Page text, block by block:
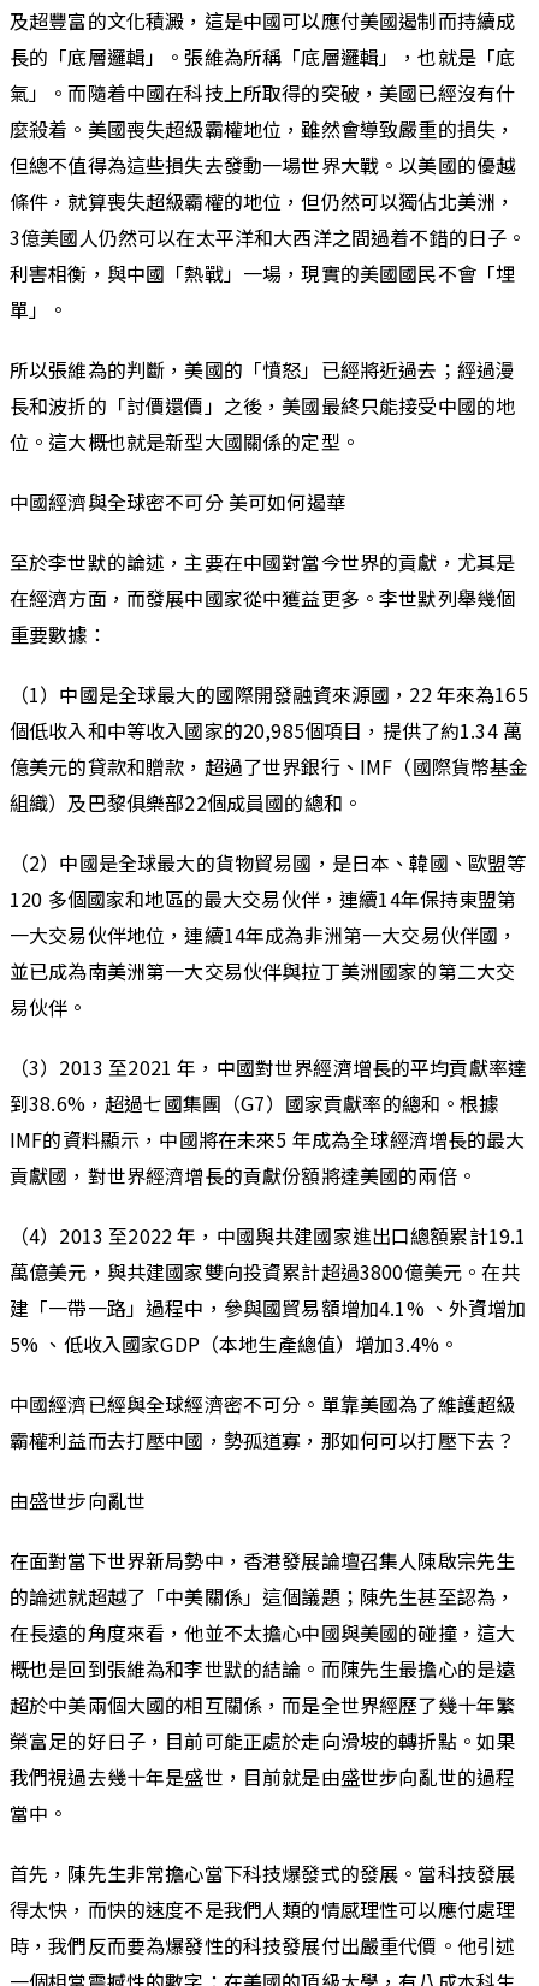
及超豐富的文化積澱，這是中國可以應付美國遏制而持續成
長的「底層邏輯」。張維為所稱「底層邏輯」，也就是「底
氣」。而隨着中國在科技上所取得的突破，美國已經沒有什
麼殺着。美國喪失超級霸權地位，雖然會導致嚴重的損失，
但總不值得為這些損失去發動一場世界大戰。以美國的優越
條件，就算喪失超級霸權的地位，但仍然可以獨佔北美洲，
3億美國人仍然可以在太平洋和大西洋之間過着不錯的日子。
利害相衡，與中國「熱戰」一場，現實的美國國民不會「埋
單」。
所以張維為的判斷，美國的「憤怒」已經將近過去；經過漫
長和波折的「討價還價」之後，美國最終只能接受中國的地
位。這大概也就是新型大國關係的定型。
中國經濟與全球密不可分 美可如何遏華
至於李世默的論述，主要在中國對當今世界的貢獻，尤其是
在經濟方面，而發展中國家從中獲益更多。李世默列舉幾個
重要數據：
（1）中國是全球最大的國際開發融資來源國，22 年來為165
個低收入和中等收入國家的20,985個項目，提供了約1.34 萬
億美元的貸款和贈款，超過了世界銀行、IMF（國際貨幣基金
組織）及巴黎俱樂部22個成員國的總和。
（2）中國是全球最大的貨物貿易國，是日本、韓國、歐盟等
120 多個國家和地區的最大交易伙伴，連續14年保持東盟第
一大交易伙伴地位，連續14年成為非洲第一大交易伙伴國，
並已成為南美洲第一大交易伙伴與拉丁美洲國家的第二大交
易伙伴。
（3）2013 至2021 年，中國對世界經濟增長的平均貢獻率達
到38.6%，超過七國集團（G7）國家貢獻率的總和。根據
IMF的資料顯示，中國將在未來5 年成為全球經濟增長的最大
貢獻國，對世界經濟增長的貢獻份額將達美國的兩倍。
（4）2013 至2022 年，中國與共建國家進出口總額累計19.1
萬億美元，與共建國家雙向投資累計超過3800億美元。在共
建「一帶一路」過程中，參與國貿易額增加4.1% 、外資增加
5% 、低收入國家GDP（本地生產總值）增加3.4%。
中國經濟已經與全球經濟密不可分。單靠美國為了維護超級
霸權利益而去打壓中國，勢孤道寡，那如何可以打壓下去？
由盛世步向亂世
在面對當下世界新局勢中，香港發展論壇召集人陳啟宗先生
的論述就超越了「中美關係」這個議題；陳先生甚至認為，
在長遠的角度來看，他並不太擔心中國與美國的碰撞，這大
概也是回到張維為和李世默的結論。而陳先生最擔心的是遠
超於中美兩個大國的相互關係，而是全世界經歷了幾十年繁
榮富足的好日子，目前可能正處於走向滑坡的轉折點。如果
我們視過去幾十年是盛世，目前就是由盛世步向亂世的過程
當中。
首先，陳先生非常擔心當下科技爆發式的發展。當科技發展
得太快，而快的速度不是我們人類的情感理性可以應付處理
時，我們反而要為爆發性的科技發展付出嚴重代價。他引述